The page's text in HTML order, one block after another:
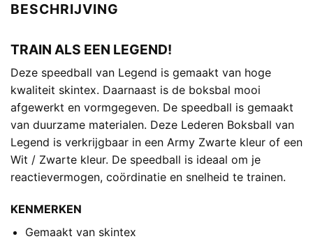
BESCHRIJVING
TRAIN ALS EEN LEGEND!
Deze speedball van Legend is gemaakt van hoge
kwaliteit skintex. Daarnaast is de boksbal mooi
afgewerkt en vormgegeven. De speedball is gemaakt
van duurzame materialen. Deze Lederen Boksball van
Legend is verkrijgbaar in een Army Zwarte kleur of een
Wit / Zwarte kleur. De speedball is ideaal om je
reactievermogen, coördinatie en snelheid te trainen.
KENMERKEN
Gemaakt van skintex